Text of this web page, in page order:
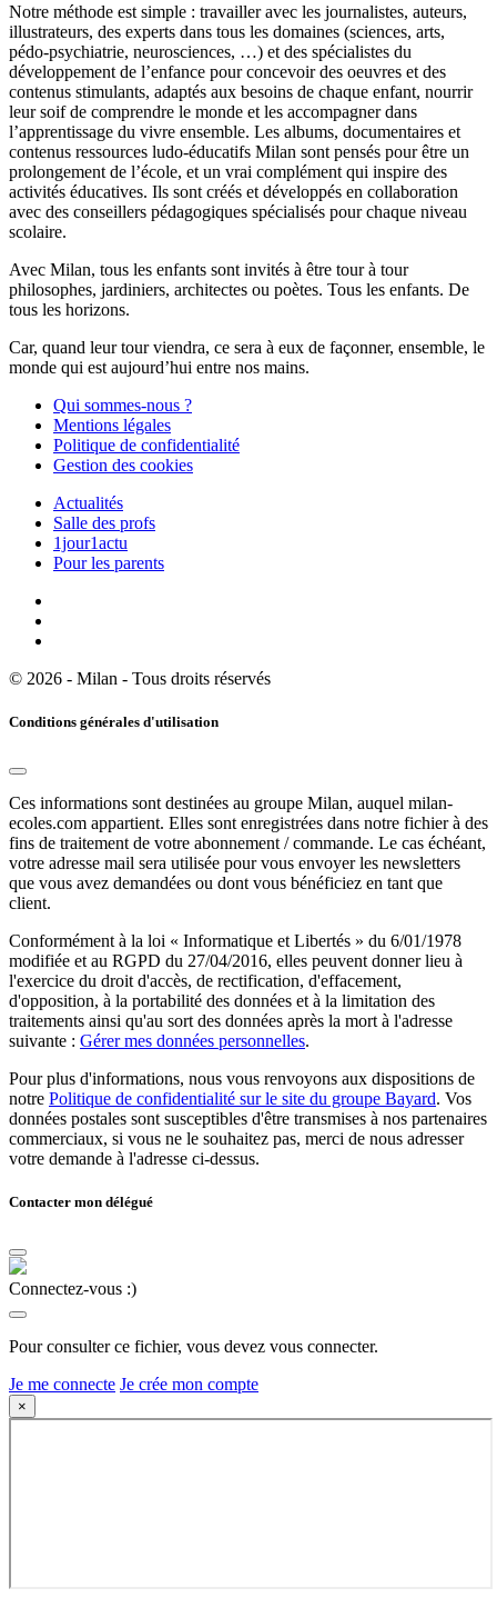
Notre méthode est simple : travailler avec les journalistes, auteurs,
illustrateurs, des experts dans tous les domaines (sciences, arts,
pédo-psychiatrie, neurosciences, …) et des spécialistes du
développement de l’enfance pour concevoir des oeuvres et des
contenus stimulants, adaptés aux besoins de chaque enfant, nourrir
leur soif de comprendre le monde et les accompagner dans
l’apprentissage du vivre ensemble. Les albums, documentaires et
contenus ressources ludo-éducatifs Milan sont pensés pour être un
prolongement de l’école, et un vrai complément qui inspire des
activités éducatives. Ils sont créés et développés en collaboration
avec des conseillers pédagogiques spécialisés pour chaque niveau
scolaire.
Avec Milan, tous les enfants sont invités à être tour à tour
philosophes, jardiniers, architectes ou poètes. Tous les enfants. De
tous les horizons.
Car, quand leur tour viendra, ce sera à eux de façonner, ensemble, le
monde qui est aujourd’hui entre nos mains.
Qui sommes-nous ?
Mentions légales
Politique de confidentialité
Gestion des cookies
Actualités
Salle des profs
1jour1actu
Pour les parents
© 2026 - Milan - Tous droits réservés
Conditions générales d'utilisation
Ces informations sont destinées au groupe Milan, auquel milan-
ecoles.com appartient. Elles sont enregistrées dans notre fichier à des
fins de traitement de votre abonnement / commande. Le cas échéant,
votre adresse mail sera utilisée pour vous envoyer les newsletters
que vous avez demandées ou dont vous bénéficiez en tant que
client.
Conformément à la loi « Informatique et Libertés » du 6/01/1978
modifiée et au RGPD du 27/04/2016, elles peuvent donner lieu à
l'exercice du droit d'accès, de rectification, d'effacement,
d'opposition, à la portabilité des données et à la limitation des
traitements ainsi qu'au sort des données après la mort à l'adresse
suivante : Gérer mes données personnelles.
Pour plus d'informations, nous vous renvoyons aux dispositions de
notre Politique de confidentialité sur le site du groupe Bayard. Vos
données postales sont susceptibles d'être transmises à nos partenaires
commerciaux, si vous ne le souhaitez pas, merci de nous adresser
votre demande à l'adresse ci-dessus.
Contacter mon délégué
Connectez-vous :)
Pour consulter ce fichier, vous devez vous connecter.
Je me connecte Je crée mon compte
×